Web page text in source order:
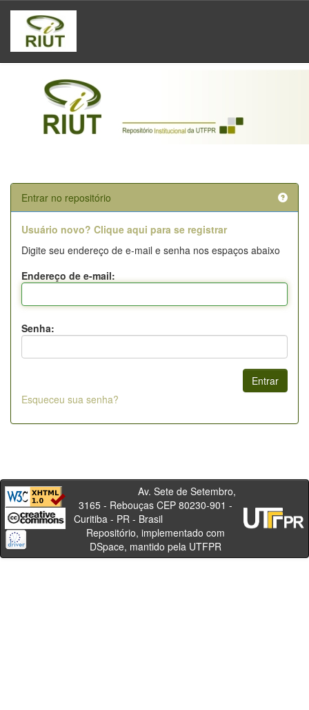
Skip
navigation
Entrar no repositório
Usuário novo? Clique aqui para se registrar
Digite seu endereço de e-mail e senha nos espaços abaixo
Endereço de e-mail:
Senha:
Esqueceu sua senha?
Av. Sete de Setembro,
3165 - Rebouças CEP 80230-901 -
Curitiba - PR - Brasil
Repositório, implementado com
DSpace, mantido pela UTFPR